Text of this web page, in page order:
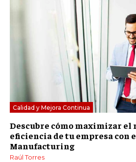
Calidad y Mejora Continua
Descubre cómo maximizar
eficiencia de tu empresa con
Manufacturing
Raúl Torres